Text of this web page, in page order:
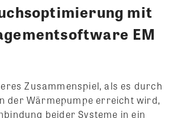
mit
EM
Zusammenspiel, als es durch
der Wärmepumpe erreicht wird,
beider Systeme in ein